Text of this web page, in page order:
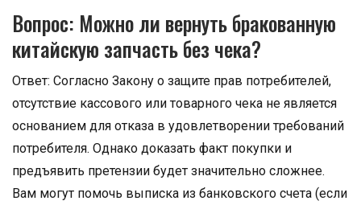
Вопрос: Можно ли вернуть бракованную
китайскую запчасть без чека?
Ответ: Согласно Закону о защите прав потребителей,
отсутствие кассового или товарного чека не является
основанием для отказа в удовлетворении требований
потребителя. Однако доказать факт покупки и
предъявить претензии будет значительно сложнее.
Вам могут помочь выписка из банковского счета (если